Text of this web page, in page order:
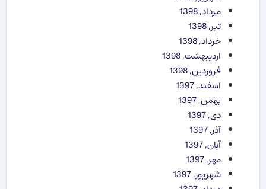
مرداد, 1398
تیر, 1398
خرداد, 1398
اردیبهشت, 1398
فروردین, 1398
اسفند, 1397
بهمن, 1397
دی, 1397
آذر, 1397
آبان, 1397
مهر, 1397
شهریور, 1397